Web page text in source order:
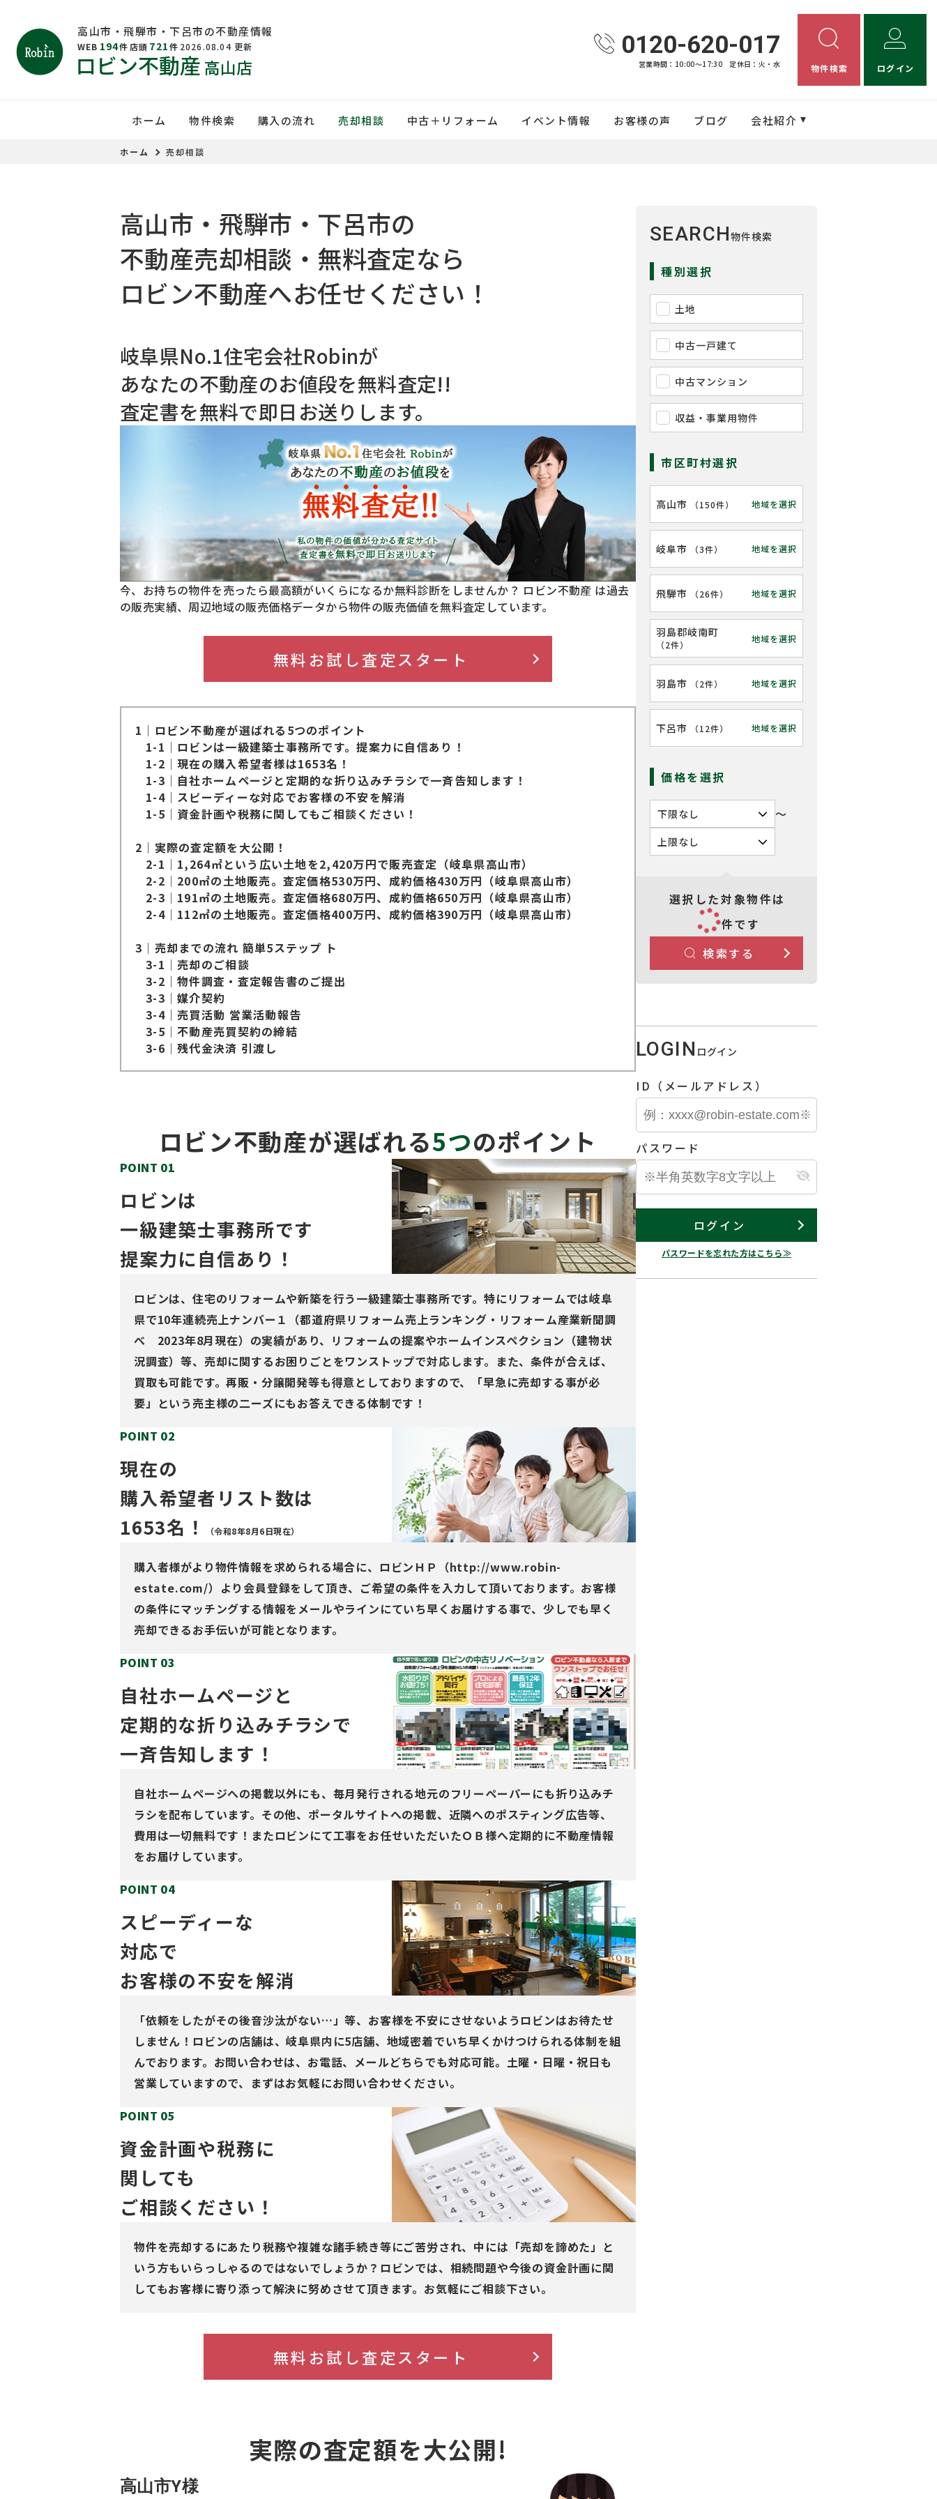
高山市・飛騨市・下呂市の不動産情報
WEB 194件 店頭 721件 2026.08.04 更新
ロビン不動産 高山店
0120-620-017
営業時間：10:00〜17:30 定休日：火・水 物件検索 ログイン
ホーム 物件検索 購入の流れ 売却相談 中古＋リフォーム イベント情報 お客様の声 ブログ 会社紹介
ホーム 売却相談
⾼⼭市・⾶騨市・下呂市の
不動産売却相談・無料査定なら
ロビン不動産へお任せください！
岐⾩県No.1住宅会社Robinが
あなたの不動産のお値段を無料査定!!
査定書を無料で即⽇お送りします。
今、お持ちの物件を売ったら最⾼額がいくらになるか無料診断をしませんか？ ロビン不動産 は過去
の販売実績、周辺地域の販売価格データから物件の販売価値を無料査定しています。
無料お試し査定スタート
1│ロビン不動産が選ばれる5つのポイント
1-1│ロビンは⼀級建築⼠事務所です。提案⼒に⾃信あり！
1-2│現在の購⼊希望者様は1653名！
1-3│⾃社ホームページと定期的な折り込みチラシで⼀⻫告知します！
1-4│スピーディーな対応でお客様の不安を解消
1-5│資⾦計画や税務に関してもご相談ください！
2│実際の査定額を⼤公開！
2-1│1,264㎡という広い⼟地を2,420万円で販売査定（岐⾩県⾼⼭市）
2-2│200㎡の⼟地販売。査定価格530万円、成約価格430万円（岐⾩県⾼⼭市）
2-3│191㎡の⼟地販売。査定価格680万円、成約価格650万円（岐⾩県⾼⼭市）
2-4│112㎡の⼟地販売。査定価格400万円、成約価格390万円（岐⾩県⾼⼭市）
3│売却までの流れ 簡単5ステップ ト
3-1│売却のご相談
3-2│物件調査・査定報告書のご提出
3-3│媒介契約
3-4│売買活動 営業活動報告
3-5│不動産売買契約の締結
3-6│残代⾦決済 引渡し
ロビン不動産が選ばれる5つのポイント
POINT 01
ロビンは
一級建築士事務所です
提案力に自信あり！
ロビンは、住宅のリフォームや新築を行う一級建築士事務所です。特にリフォームでは岐阜
県で10年連続売上ナンバー１（都道府県リフォーム売上ランキング・リフォーム産業新聞調
べ 2023年8月現在）の実績があり、リフォームの提案やホームインスペクション（建物状
況調査）等、売却に関するお困りごとをワンストップで対応します。また、条件が合えば、
買取も可能です。再販・分譲開発等も得意としておりますので、「早急に売却する事が必
要」という売主様の二ーズにもお答えできる体制です！
POINT 02
現在の
購入希望者リスト数は
1653名！
（令和8年8月6日現在）
購入者様がより物件情報を求められる場合に、ロビンＨＰ（http://www.robin-
estate.com/）より会員登録をして頂き、ご希望の条件を入力して頂いております。お客様
の条件にマッチングする情報をメールやラインにていち早くお届けする事で、少しでも早く
売却できるお手伝いが可能となります。
POINT 03
自社ホームページと
定期的な折り込みチラシで
一斉告知します！
自社ホームページへの掲載以外にも、毎月発行される地元のフリーペーパーにも折り込みチ
ラシを配布しています。その他、ポータルサイトへの掲載、近隣へのポスティング広告等、
費用は一切無料です！またロビンにて工事をお任せいただいたＯＢ様へ定期的に不動産情報
をお届けしています。
POINT 04
スピーディーな
対応で
お客様の不安を解消
「依頼をしたがその後音沙汰がない…」等、お客様を不安にさせないようロビンはお待たせ
しません！ロビンの店舗は、岐阜県内に5店舗、地域密着でいち早くかけつけられる体制を組
んでおります。お問い合わせは、お電話、メールどちらでも対応可能。土曜・日曜・祝日も
営業していますので、まずはお気軽にお問い合わせください。
POINT 05
資金計画や税務に
関しても
ご相談ください！
物件を売却するにあたり税務や複雑な諸手続き等にご苦労され、中には「売却を諦めた」と
いう方もいらっしゃるのではないでしょうか？ロビンでは、相続問題や今後の資金計画に関
してもお客様に寄り添って解決に努めさせて頂きます。お気軽にご相談下さい。
無料お試し査定スタート
実際の査定額を大公開!
高山市Y様
SEARCH物件検索
種別選択
土地
中古一戸建て
中古マンション
収益・事業用物件
市区町村選択
高山市 （150件） 地域を選択
岐阜市 （3件） 地域を選択
飛騨市 （26件） 地域を選択
羽島郡岐南町
（2件）
地域を選択
羽島市 （2件） 地域を選択
下呂市 （12件） 地域を選択
価格を選択
〜
選択した対象物件は
件です
検索する
LOGIN ログイン
ID（メールアドレス）
パスワード
ログイン
パスワードを忘れた方はこちら≫